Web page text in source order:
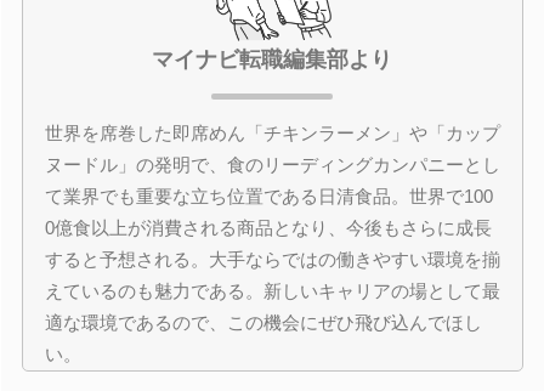
マイナビ転職編集部より
世界を席巻した即席めん「チキンラーメン」や「カップ
ヌードル」の発明で、食のリーディングカンパニーとし
て業界でも重要な立ち位置である日清食品。世界で100
0億食以上が消費される商品となり、今後もさらに成長
すると予想される。大手ならではの働きやすい環境を揃
えているのも魅力である。新しいキャリアの場として最
適な環境であるので、この機会にぜひ飛び込んでほし
い。